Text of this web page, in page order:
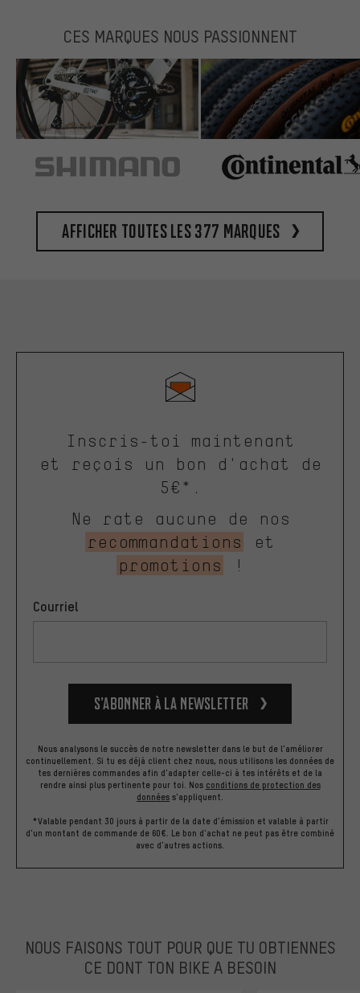
CES MARQUES NOUS PASSIONNENT
Afficher toutes les 377 marques
Inscris-toi maintenant
et reçois un bon d'achat de
5€*.
Ne rate aucune de nos
recommandations
et
promotions
!
Courriel
S’abonner à la newsletter
Nous analysons le succès de notre newsletter dans le but de l'améliorer
continuellement. Si tu es déjà client chez nous, nous utilisons les données de
tes dernières commandes afin d'adapter celle-ci à tes intérêts et de la
rendre ainsi plus pertinente pour toi. Nos conditions de protection des
données s'appliquent.
*Valable pendant 30 jours à partir de la date d'émission et valable à partir
d'un montant de commande de 60€. Le bon d'achat ne peut pas être combiné
avec d'autres actions.
NOUS FAISONS TOUT POUR QUE TU OBTIENNES
CE DONT TON BIKE A BESOIN